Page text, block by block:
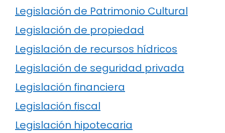
Legislación de Patrimonio Cultural
Legislación de propiedad
Legislación de recursos hídricos
Legislación de seguridad privada
Legislación financiera
Legislación fiscal
Legislación hipotecaria